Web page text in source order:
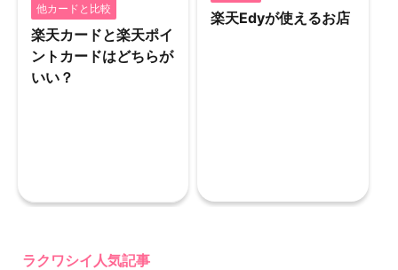
他カードと比較
楽天カードと楽天ポイ
ントカードはどちらが
いい？
楽天Edyが使えるお店
ラクワシイ人気記事